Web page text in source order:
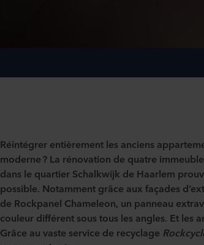
Réintégrer entièrement les anciens
moderne ? La rénovation de quatre
dans le quartier Schalkwijk de Haarlem
possible. Notamment grâce aux façades
de Rockpanel Chameleon, un panneau
couleur différent sous tous les angles. Et les
Grâce au vaste service de recyclage